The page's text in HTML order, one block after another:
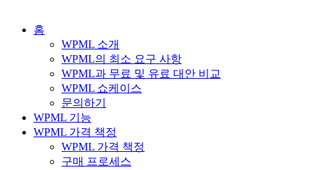
홈
WPML 소개
WPML의 최소 요구 사항
WPML과 무료 및 유료 대안 비교
WPML 쇼케이스
문의하기
WPML 기능
WPML 가격 책정
WPML 가격 책정
구매 프로세스